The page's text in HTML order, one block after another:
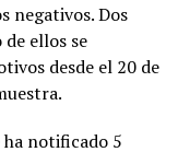
negativos. Dos
ellos se
desde el 20 de
ha notificado 5